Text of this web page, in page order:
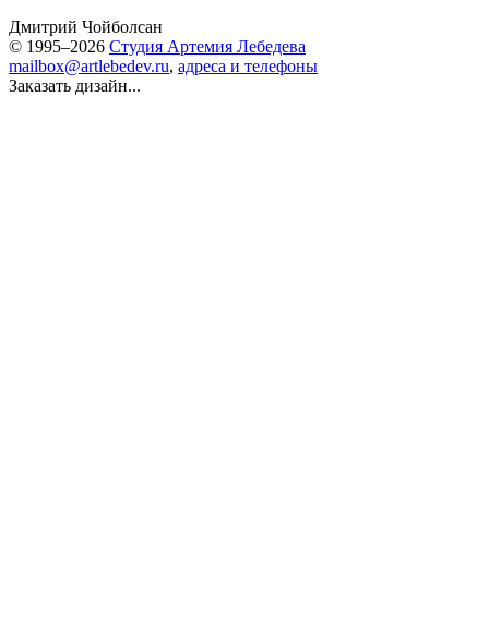
Дмитрий Чойболсан
© 1995–2026 Студия Артемия Лебедева
mailbox@artlebedev.ru, адреса и телефоны
Заказать дизайн...